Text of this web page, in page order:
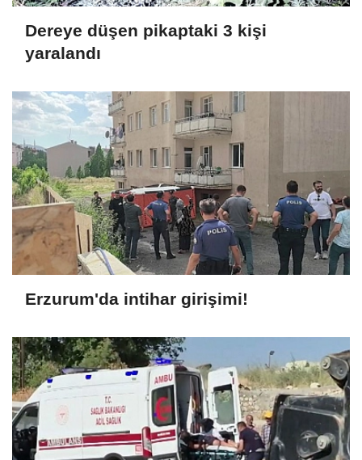
Dereye düşen pikaptaki 3 kişi
yaralandı
Erzurum'da intihar girişimi!